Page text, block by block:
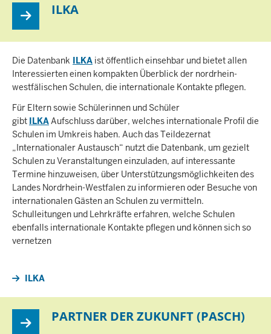
ILKA
Die Datenbank ILKA ist öffentlich einsehbar und bietet allen
Interessierten einen kompakten Überblick der nordrhein-
westfälischen Schulen, die internationale Kontakte pflegen.
Für Eltern sowie Schülerinnen und Schüler
gibt ILKAAufschluss darüber, welches internationale Profil die
Schulen im Umkreis haben. Auch das Teildezernat
„Internationaler Austausch“ nutzt die Datenbank, um gezielt
Schulen zu Veranstaltungen einzuladen, auf interessante
Termine hinzuweisen, über Unterstützungsmöglichkeiten des
Landes Nordrhein-Westfalen zu informieren oder Besuche von
internationalen Gästen an Schulen zu vermitteln.
Schulleitungen und Lehrkräfte erfahren, welche Schulen
ebenfalls internationale Kontakte pflegen und können sich so
vernetzen
ILKA
PARTNER DER ZUKUNFT (PASCH)